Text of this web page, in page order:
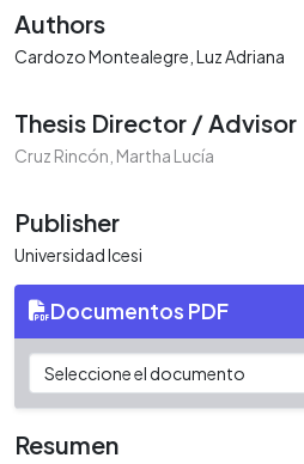
Authors
Cardozo Montealegre, Luz Adriana
Thesis Director / Advisor
Cruz Rincón, Martha Lucía
Publisher
Universidad Icesi
Documentos PDF
Resumen